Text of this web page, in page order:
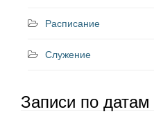
Расписание
Служение
Записи по датам